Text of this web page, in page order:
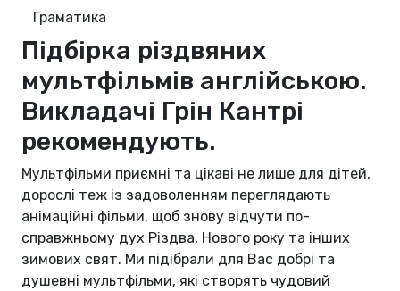
Граматика
Підбірка різдвяних
мультфільмів англійською.
Викладачі Грін Кантрі
рекомендують.
Мультфільми приємні та цікаві не лише для дітей,
дорослі теж із задоволенням переглядають
анімаційні фільми, щоб знову відчути по-
справжньому дух Різдва, Нового року та інших
зимових свят. Ми підібрали для Вас добрі та
душевні мультфільми, які створять чудовий